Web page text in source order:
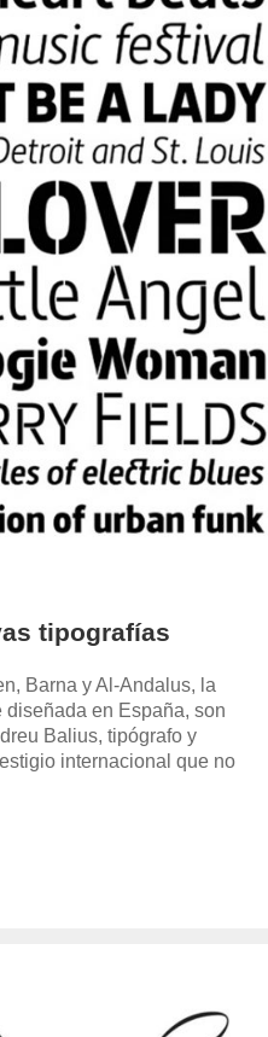
tipografías
Barna y Al-Andalus, la
en España, son
Balius, tipógrafo y
internacional que no
author/